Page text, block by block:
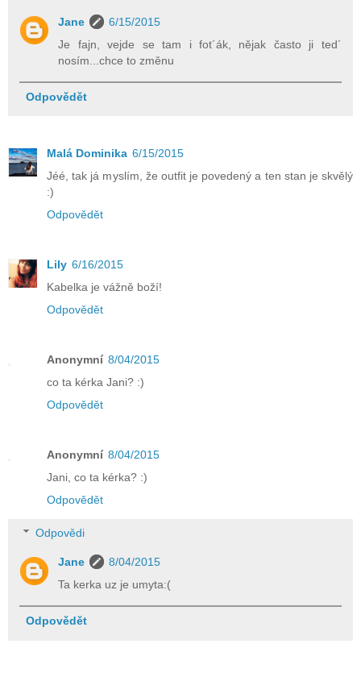
Jane
6/15/2015
Je fajn, vejde se tam i fot´ák, nějak často ji ted´
nosím...chce to změnu
Odpovědět
Malá Dominika 6/15/2015
Jéé, tak já myslím, že outfit je povedený a ten stan je skvělý
:)
Odpovědět
Lily 6/16/2015
Kabelka je vážně boží!
Odpovědět
Anonymní 8/04/2015
co ta kérka Jani? :)
Odpovědět
Anonymní 8/04/2015
Jani, co ta kérka? :)
Odpovědět
Odpovědi
Jane
8/04/2015
Ta kerka uz je umyta:(
Odpovědět